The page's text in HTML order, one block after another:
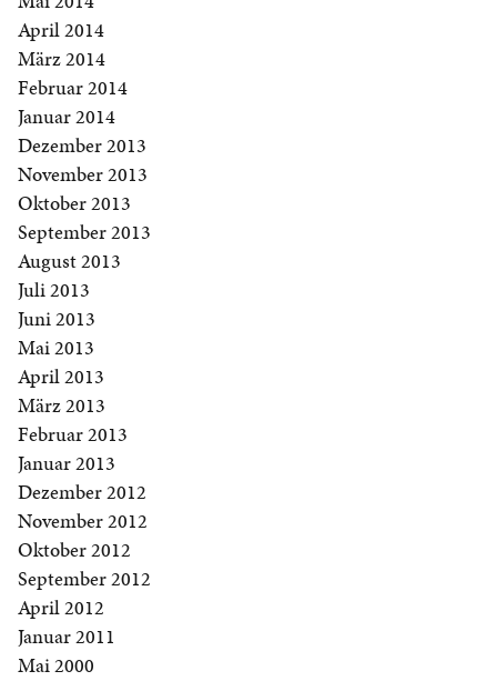
April 2014
März 2014
Februar 2014
Januar 2014
Dezember 2013
November 2013
Oktober 2013
September 2013
August 2013
Juli 2013
Juni 2013
Mai 2013
April 2013
März 2013
Februar 2013
Januar 2013
Dezember 2012
November 2012
Oktober 2012
September 2012
April 2012
Januar 2011
Mai 2000